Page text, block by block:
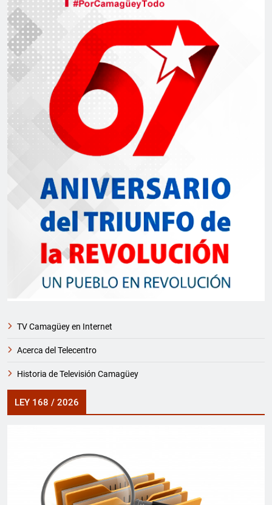
TV Camagüey en Internet
Acerca del Telecentro
Historia de Televisión Camagüey
LEY 168 / 2026